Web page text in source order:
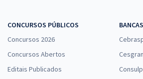
ou R$ 399,90 à vista
Comprar
CONCURSOS PÚBLICOS
Concursos 2026
Concursos Abertos
Editais Publicados